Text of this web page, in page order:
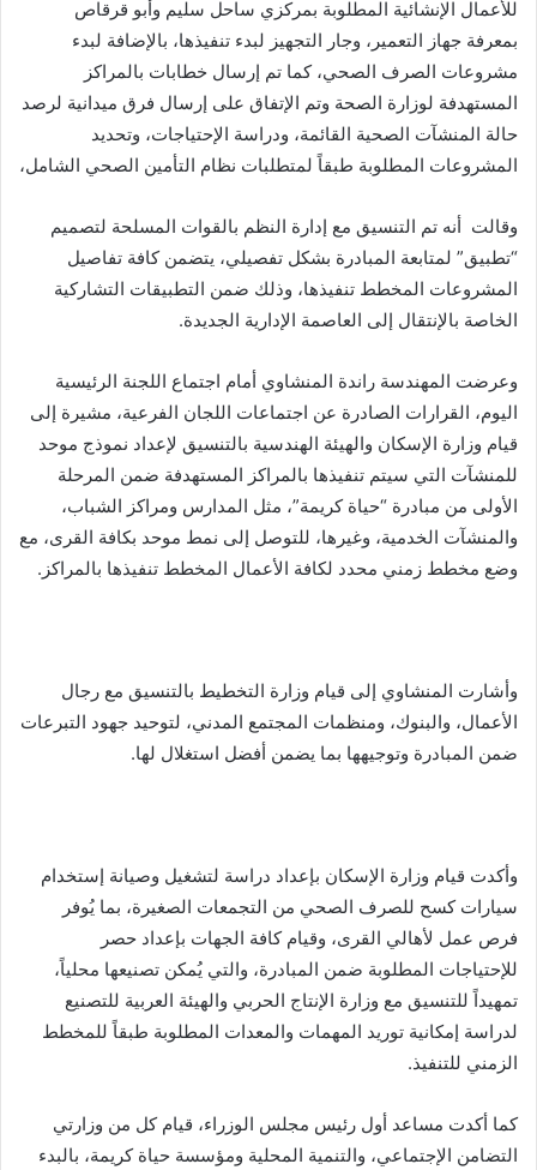
للأعمال الإنشائية المطلوبة بمركزي ساحل سليم وأبو قرقاص
بمعرفة جهاز التعمير، وجار التجهيز لبدء تنفيذها، بالإضافة لبدء
مشروعات الصرف الصحي، كما تم إرسال خطابات بالمراكز
المستهدفة لوزارة الصحة وتم الإتفاق على إرسال فرق ميدانية لرصد
حالة المنشآت الصحية القائمة، ودراسة الإحتياجات، وتحديد
المشروعات المطلوبة طبقاً لمتطلبات نظام التأمين الصحي الشامل،
وقالت أنه تم التنسيق مع إدارة النظم بالقوات المسلحة لتصميم
“تطبيق” لمتابعة المبادرة بشكل تفصيلي، يتضمن كافة تفاصيل
المشروعات المخطط تنفيذها، وذلك ضمن التطبيقات التشاركية
الخاصة بالإنتقال إلى العاصمة الإدارية الجديدة.
وعرضت المهندسة راندة المنشاوي أمام اجتماع اللجنة الرئيسية
اليوم، القرارات الصادرة عن اجتماعات اللجان الفرعية، مشيرة إلى
قيام وزارة الإسكان والهيئة الهندسية بالتنسيق لإعداد نموذج موحد
للمنشآت التي سيتم تنفيذها بالمراكز المستهدفة ضمن المرحلة
الأولى من مبادرة “حياة كريمة”، مثل المدارس ومراكز الشباب،
والمنشآت الخدمية، وغيرها، للتوصل إلى نمط موحد بكافة القرى، مع
وضع مخطط زمني محدد لكافة الأعمال المخطط تنفيذها بالمراكز.
وأشارت المنشاوي إلى قيام وزارة التخطيط بالتنسيق مع رجال
الأعمال، والبنوك، ومنظمات المجتمع المدني، لتوحيد جهود التبرعات
ضمن المبادرة وتوجيهها بما يضمن أفضل استغلال لها.
وأكدت قيام وزارة الإسكان بإعداد دراسة لتشغيل وصيانة إستخدام
سيارات كسح للصرف الصحي من التجمعات الصغيرة، بما يُوفر
فرص عمل لأهالي القرى، وقيام كافة الجهات بإعداد حصر
للإحتياجات المطلوبة ضمن المبادرة، والتي يُمكن تصنيعها محلياً،
تمهيداً للتنسيق مع وزارة الإنتاج الحربي والهيئة العربية للتصنيع
لدراسة إمكانية توريد المهمات والمعدات المطلوبة طبقاً للمخطط
الزمني للتنفيذ.
كما أكدت مساعد أول رئيس مجلس الوزراء، قيام كل من وزارتي
التضامن الإجتماعي، والتنمية المحلية ومؤسسة حياة كريمة، بالبدء